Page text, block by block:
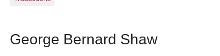
George Bernard Shaw